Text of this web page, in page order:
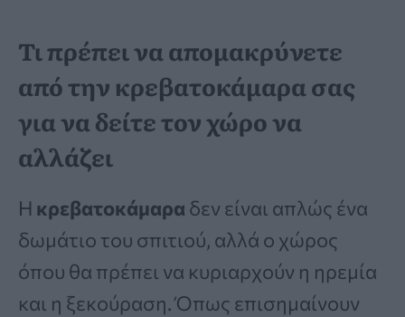
Τι πρέπει να απομακρύνετε
από την κρεβατοκάμαρα σας
για να δείτε τον χώρο να
αλλάζει
Η κρεβατοκάμαρα δεν είναι απλώς ένα
δωμάτιο του σπιτιού, αλλά ο χώρος
όπου θα πρέπει να κυριαρχούν η ηρεμία
και η ξεκούραση. Όπως επισημαίνουν